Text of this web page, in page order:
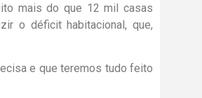
mais do que 12 mil casas
o déficit habitacional, que,
e que teremos tudo feito